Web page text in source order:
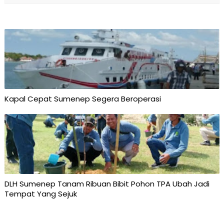
Kapal Cepat Sumenep Segera Beroperasi
DLH Sumenep Tanam Ribuan Bibit Pohon TPA Ubah Jadi
Tempat Yang Sejuk